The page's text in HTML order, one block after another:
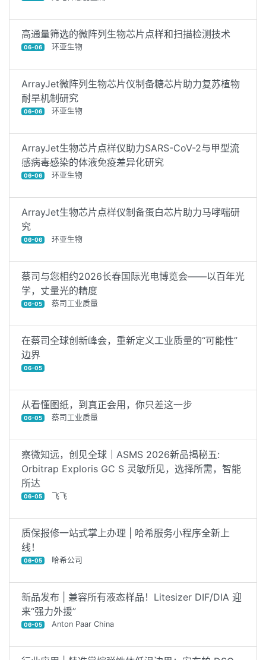
高通量筛选的微阵列生物芯片点样和扫描检测技术
06-06 环亚生物
ArrayJet微阵列生物芯片仪制备糖芯片助力复苏植物
耐旱机制研究
06-06 环亚生物
ArrayJet生物芯片点样仪助力SARS-CoV-2与甲型流
感病毒感染的体液免疫差异化研究
06-06 环亚生物
ArrayJet生物芯片点样仪制备蛋白芯片助力马哮喘研
究
06-06 环亚生物
蔡司与您相约2026长春国际光电博览会——以百年光
学，丈量光的精度
06-05 蔡司工业质量
在蔡司全球创新峰会，重新定义工业质量的“可能性”
边界
06-05
从看懂图纸，到真正会用，你只差这一步
06-05 蔡司工业质量
察微知远，创见全球｜ASMS 2026新品揭秘五:
Orbitrap Exploris GC S 灵敏所见，选择所需，智能
所达
06-05 飞飞
质保报修一站式掌上办理 | 哈希服务小程序全新上
线！
06-05 哈希公司
新品发布 | 兼容所有液态样品！Litesizer DIF/DIA 迎
来“强力外援”
06-05 Anton Paar China